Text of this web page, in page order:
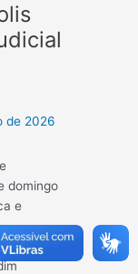
de 2026
domingo
e